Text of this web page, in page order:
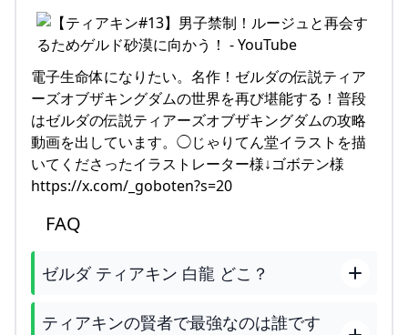
電子生命体になりたい。名作！ゼルダの伝説ティア
ーズオブザキングダムの世界を再び堪能する！普段
はゼルダの伝説ティアーズオブザキングダムの攻略
動画を出しています。◯じゃりてん堂イラストを描
いてくださったイラストレーター様↓ゴボテン様
https://x.com/_goboten?s=20
FAQ
ゼルダ ティアキン 白龍 どこ？
ティアキンの賢者で最強なのは誰です